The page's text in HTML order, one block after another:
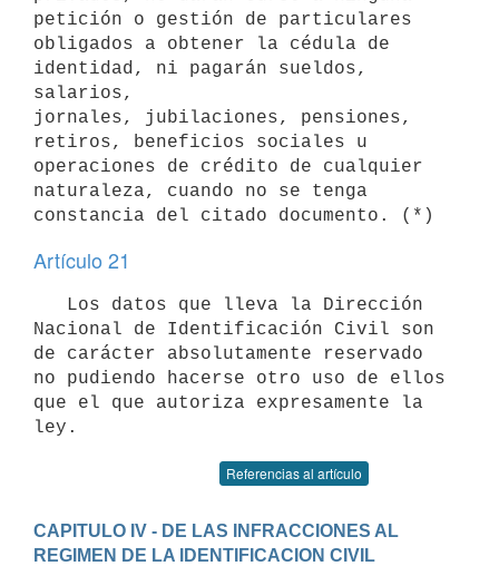
petición o gestión de particulares
obligados a obtener la cédula de
identidad, ni pagarán sueldos,
salarios,
jornales, jubilaciones, pensiones,
retiros, beneficios sociales u
operaciones de crédito de cualquier
naturaleza, cuando no se tenga
Artículo 21
Nacional de Identificación Civil son
de carácter absolutamente reservado
no pudiendo hacerse otro uso de ellos
que el que autoriza expresamente la
ley.
Referencias al artículo
CAPITULO IV - DE LAS INFRACCIONES AL
REGIMEN DE LA IDENTIFICACION CIVIL